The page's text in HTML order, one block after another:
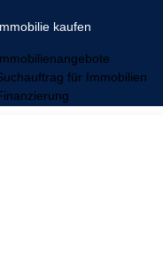
kaufen
für Immobilien